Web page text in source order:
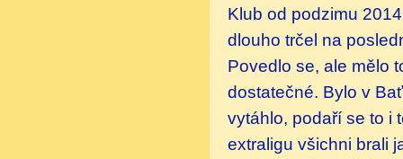
Klub od podzimu
dlouho trčel na
Povedlo se, ale mělo
dostatečné. Bylo v
vytáhlo, podaří se to i
extraligu všichni brali